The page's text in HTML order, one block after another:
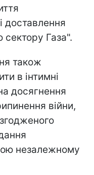
доставлення
сектору Газа".
також
в інтимні
досягнення
війни,
незалежному